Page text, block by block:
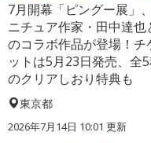
7月開幕「ピングー展」
ニチュア作家・田中達也
のコラボ作品が登場！チ
ットは5月23日発売、全
のクリアしおり特典も
東京都
2026年7月14日 10:01 更新